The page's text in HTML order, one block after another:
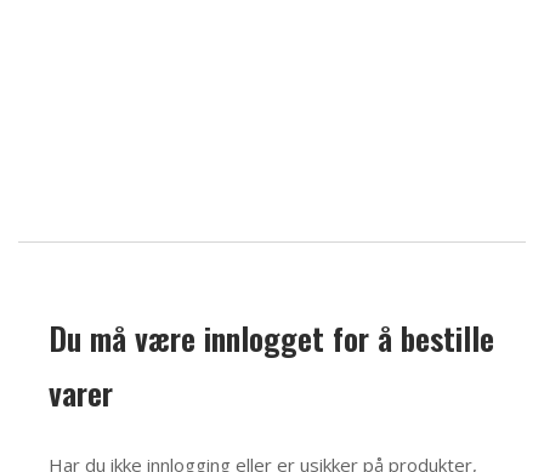
Du må være innlogget for å bestille
varer
Har du ikke innlogging eller er usikker på produkter,